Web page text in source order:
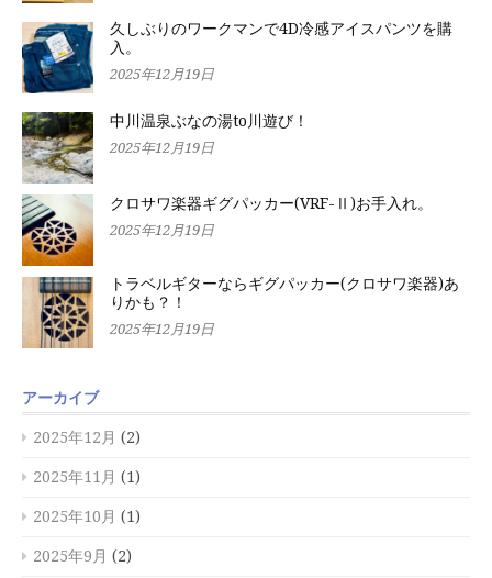
久しぶりのワークマンで4D冷感アイスパンツを購
入。
2025年12月19日
中川温泉ぶなの湯to川遊び！
2025年12月19日
クロサワ楽器ギグパッカー(VRF-Ⅱ)お手入れ。
2025年12月19日
トラベルギターならギグパッカー(クロサワ楽器)あ
りかも？！
2025年12月19日
アーカイブ
2025年12月 (2)
2025年11月 (1)
2025年10月 (1)
2025年9月 (2)